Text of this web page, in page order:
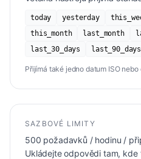
today yesterday
this_month
last_month
last_30_days
last_90_days
Přijímá také jedno datum ISO
SAZBOVÉ LIMITY
500 požadavků / hodinu /
Ukládejte odpovědi tam, kde